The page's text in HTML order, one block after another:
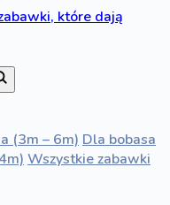
które dają
(3m – 6m) Dla bobasa
Wszystkie zabawki